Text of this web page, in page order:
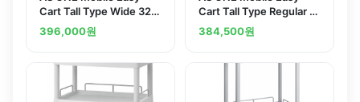
Cart Tall Type Wide 32
Gray 3 Sages Wiith
Guard Frame ME32G
396,000원
Cart Tall Type Regular 31
Pink 3 Stages Wiith
Guard Frame ME31H
384,500원